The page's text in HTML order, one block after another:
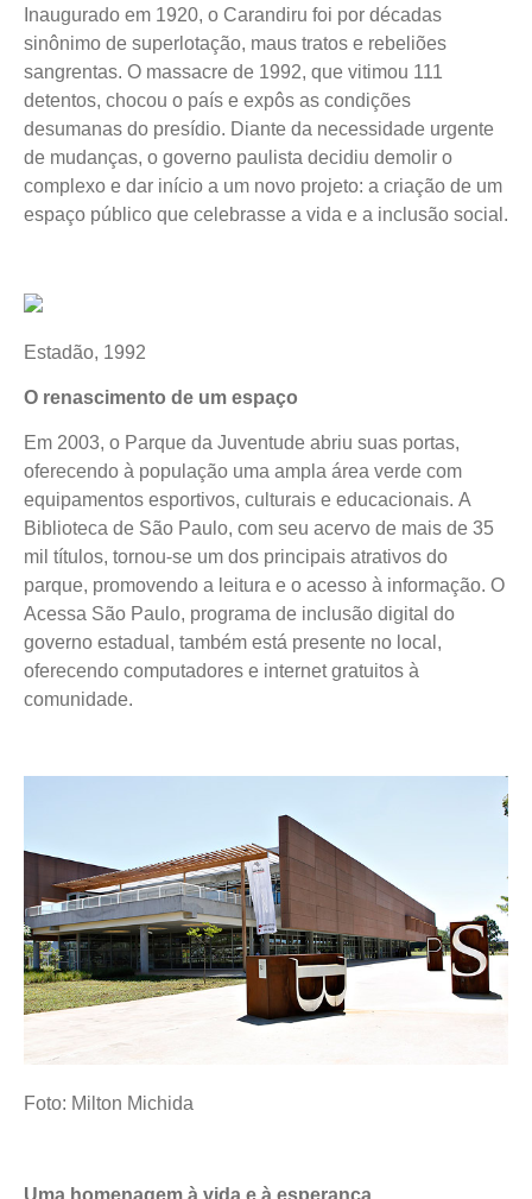
Inaugurado em 1920, o Carandiru foi por décadas
sinônimo de superlotação, maus tratos e rebeliões
sangrentas. O massacre de 1992, que vitimou 111
detentos, chocou o país e expôs as condições
desumanas do presídio. Diante da necessidade urgente
de mudanças, o governo paulista decidiu demolir o
complexo e dar início a um novo projeto: a criação de um
espaço público que celebrasse a vida e a inclusão social.
Estadão, 1992
O renascimento de um espaço
Em 2003, o Parque da Juventude abriu suas portas,
oferecendo à população uma ampla área verde com
equipamentos esportivos, culturais e educacionais. A
Biblioteca de São Paulo, com seu acervo de mais de 35
mil títulos, tornou-se um dos principais atrativos do
parque, promovendo a leitura e o acesso à informação. O
Acessa São Paulo, programa de inclusão digital do
governo estadual, também está presente no local,
oferecendo computadores e internet gratuitos à
comunidade.
Foto: Milton Michida